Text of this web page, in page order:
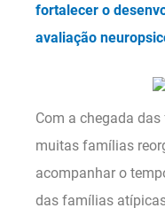
fortalecer o
avaliação
Com a chegada
muitas famílias
acompanhar o
das famílias